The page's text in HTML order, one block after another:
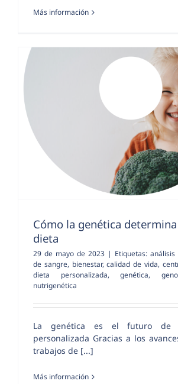
Más información
Cómo la genética
dieta
29 de mayo de 2023 | Etiquetas: análisis
de sangre, bienestar,calidad de vida,
dieta personalizada, genética,
nutrigenética
La genética es el futuro de
personalizada Gracias a los
trabajos de [...]
Más información